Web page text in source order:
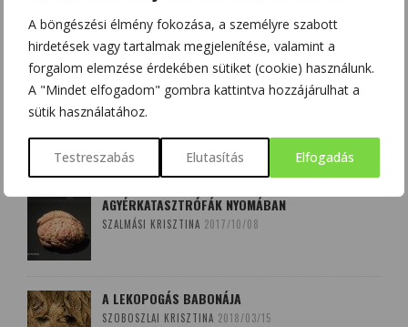
A böngészési élmény fokozása, a személyre szabott
hirdetések vagy tartalmak megjelenítése, valamint a
forgalom elemzése érdekében sütiket (cookie) használunk.
A "Mindet elfogadom" gombra kattintva hozzájárulhat a
sütik használatához.
Testreszabás Elutasítás Elfogadás
A QUERCETIN (KVERCETIN) ÉS A D-VITAMIN –
SZÖVETSÉGESEK A KORONAVÍRUS ELLEN?
HAJAS BEATRIX - SZOBOSZLAI KRISZTINA 2020/03/20
BOLDOGSÁGUNK NÉGY FORRÁSA: DOPAMIN,
AGYÉRKATASZTRÓFÁK NYOMÁBAN
SZALMÁSI KRISZTINA 2017/10/08
A LEKOPOGÁS BABONÁJA
SZOBOSZLAI KRISZTINA 2018/03/15